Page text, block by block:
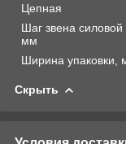
Цепная
Шаг звена силовой
мм
Ширина упаковки,
Скрыть